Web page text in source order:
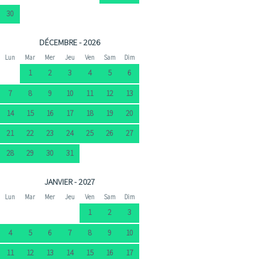
30
DÉCEMBRE - 2026
Lun Mar Mer Jeu Ven Sam Dim
1 2 3 4 5
6
7
8 9 10 11 12
13
14
15 16 17 18 19
20
21
22 23 24 25 26
27
28
29 30 31
JANVIER - 2027
Lun Mar Mer Jeu Ven Sam Dim
1 2
3
4
5 6 7 8 9
10
11
12 13 14 15 16
17